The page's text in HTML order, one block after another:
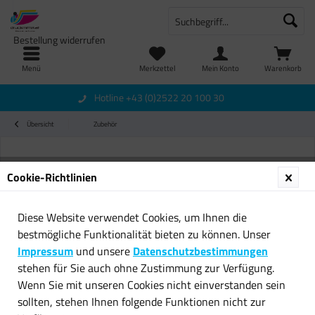
Menü Warenkorb
Merkzettel
Bestellung widerrufen
Mein Konto
Hotline +43 (0)2522 20 100 30
Übersicht Zubehör
Cookie-Richtlinien
Diese Website verwendet Cookies, um Ihnen die
bestmögliche Funktionalität bieten zu können. Unser
Impressum und unsere Datenschutzbestimmungen
stehen für Sie auch ohne Zustimmung zur Verfügung.
Wenn Sie mit unseren Cookies nicht einverstanden sein
sollten, stehen Ihnen folgende Funktionen nicht zur